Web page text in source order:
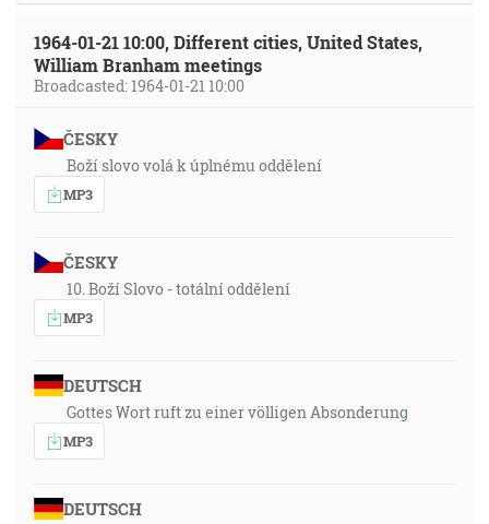
1964-01-21 10:00, Different cities, United States,
William Branham meetings
Broadcasted: 1964-01-21 10:00
ČESKY
Boží slovo volá k úplnému oddělení
MP3
ČESKY
10. Boží Slovo - totální oddělení
MP3
DEUTSCH
Gottes Wort ruft zu einer völligen Absonderung
MP3
DEUTSCH